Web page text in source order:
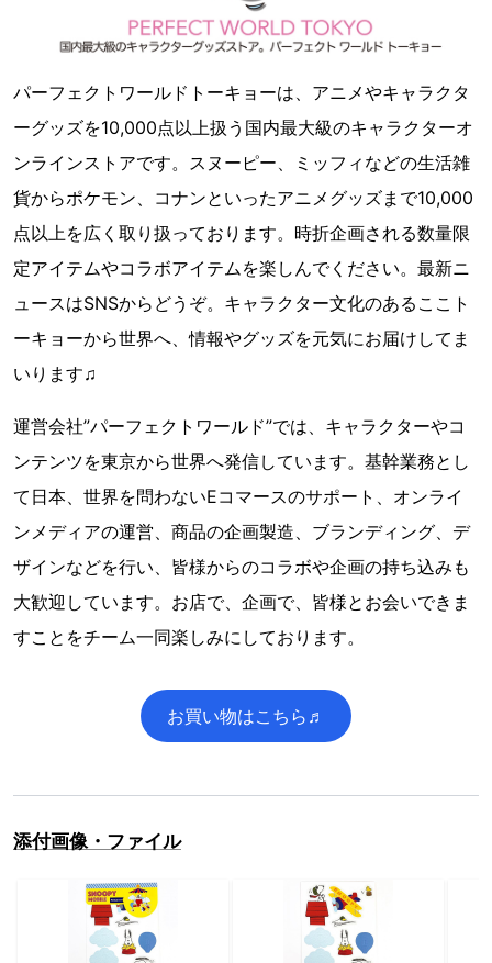
パーフェクトワールドトーキョーは、アニメやキャラクタ
ーグッズを10,000点以上扱う国内最大級のキャラクターオ
ンラインストアです。スヌーピー、ミッフィなどの生活雑
貨からポケモン、コナンといったアニメグッズまで10,000
点以上を広く取り扱っております。時折企画される数量限
定アイテムやコラボアイテムを楽しんでください。最新ニ
ュースはSNSからどうぞ。キャラクター文化のあるここト
ーキョーから世界へ、情報やグッズを元気にお届けしてま
いります♫
運営会社”パーフェクトワールド”では、キャラクターやコ
ンテンツを東京から世界へ発信しています。基幹業務とし
て日本、世界を問わないEコマースのサポート、オンライ
ンメディアの運営、商品の企画製造、ブランディング、デ
ザインなどを行い、皆様からのコラボや企画の持ち込みも
大歓迎しています。お店で、企画で、皆様とお会いできま
すことをチーム一同楽しみにしております。
お買い物はこちら♬
添付画像・ファイル